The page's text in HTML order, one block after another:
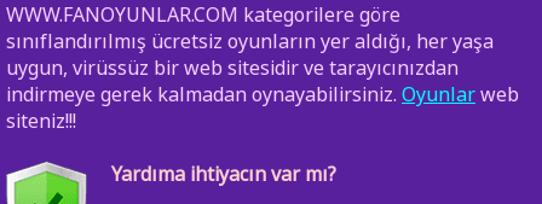
WWW.FANOYUNLAR.COM kategorilere göre
sınıflandırılmış ücretsiz oyunların yer aldığı, her yaşa
uygun, virüssüz bir web sitesidir ve tarayıcınızdan
indirmeye gerek kalmadan oynayabilirsiniz. Oyunlarweb
siteniz!!!
Yardıma ihtiyacın var mı?